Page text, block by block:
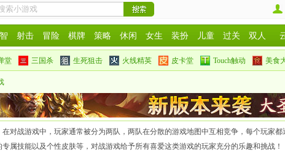
射击 冒险 棋牌 策略 休闲 女生 装扮 儿童 过关 双人
堂 三国杀 生死狙击 火线精英 皮卡堂 Touch触动 美食
在对战游戏中，玩家通常被分为两队，两队在分散的游戏地图中互相竞争，每个玩家
属技能以及个性皮肤等，对战游戏给予所有喜爱这类游戏的玩家充分的乐趣和挑战！